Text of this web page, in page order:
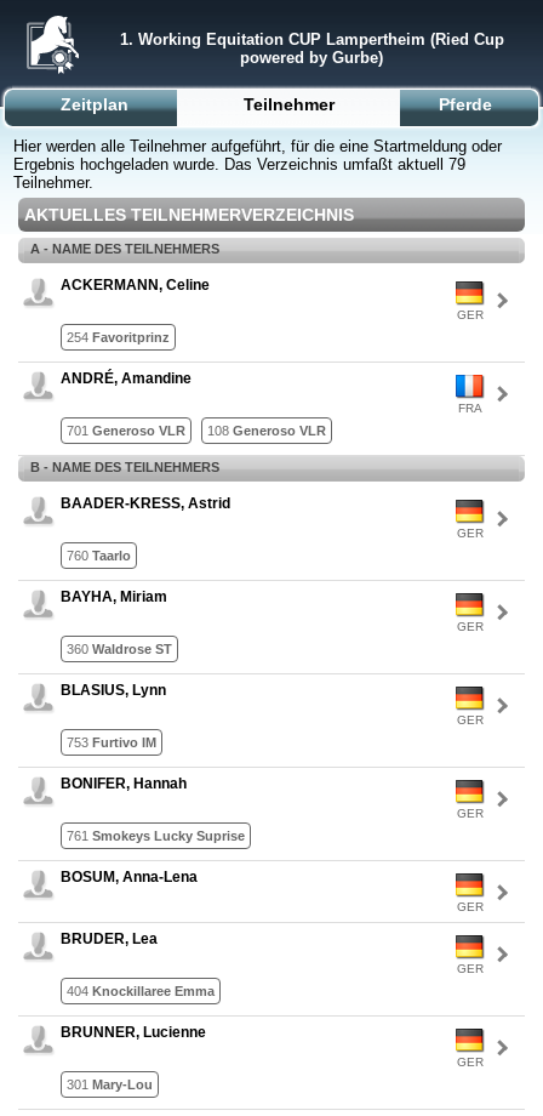
1. Working Equitation CUP Lampertheim (Ried Cup
powered by Gurbe)
Zeitplan Teilnehmer Pferde
Hier werden alle Teilnehmer aufgeführt, für die eine Startmeldung oder
Ergebnis hochgeladen wurde. Das Verzeichnis umfaßt aktuell 79
Teilnehmer.
AKTUELLES TEILNEHMERVERZEICHNIS
A - NAME DES TEILNEHMERS
GER
ACKERMANN, Celine
254 Favoritprinz
FRA
ANDRÉ, Amandine
701 Generoso VLR 108 Generoso VLR
B - NAME DES TEILNEHMERS
GER
BAADER-KRESS, Astrid
760 Taarlo
GER
BAYHA, Miriam
360 Waldrose ST
GER
BLASIUS, Lynn
753 Furtivo IM
GER
BONIFER, Hannah
761 Smokeys Lucky Suprise
GER
BOSUM, Anna-Lena
GER
BRUDER, Lea
404 Knockillaree Emma
GER
BRUNNER, Lucienne
301 Mary-Lou